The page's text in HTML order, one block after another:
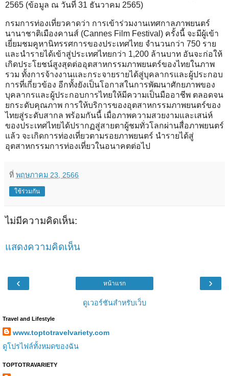
2565 (ข้อมูล ณ วันที่ 31 ธันวาคม 2565)
กรมการท่องเที่ยวคาดว่า การเข้าร่วมงานเทศกาลภาพยนตร์
นานาชาติเมืองคานส์ (Cannes Film Festival) ครั้งนี้ จะมีผู้เข้า
เยี่ยมชมคูหานิทรรศการของประเทศไทย จำนวนกว่า 750 ราย
และนำรายได้เข้าสู่ประเทศไทยกว่า 1,200 ล้านบาท อันจะก่อให้
เกิดประโยชน์สูงสุดต่ออุตสาหกรรมภาพยนตร์ของไทยในภาพ
รวม ทั้งการจ้างงานและกระจายรายได้สู่บุคลากรและผู้ประกอบ
การที่เกี่ยวข้อง อีกทั้งยังเป็นโอกาสในการพัฒนาศักยภาพของ
บุคลากรและผู้ประกอบการไทยให้มีความเป็นมืออาชีพ ตลอดจน
ยกระดับคุณภาพ การให้บริการของอุตสาหกรรมภาพยนตร์ของ
ไทยสู่ระดับสากล พร้อมกันนี้ เมื่อภาพความสวยงามและเสน่ห์
ของประเทศไทยได้ปรากฏสู่สายตาผู้ชมทั่วโลกผ่านสื่อภาพยนตร์
แล้ว จะเกิดการท่องเที่ยวตามรอยภาพยนตร์ นำรายได้สู่
อุตสาหกรรมการท่องเที่ยวในอนาคตต่อไป
ที่ พฤษภาคม 23, 2566
ใช้ร่วมกัน
ไม่มีความคิดเห็น:
แสดงความคิดเห็น
‹ ›
หน้าแรก
ดูเวอร์ชันสำหรับเว็บ
Travel and Lifestyle
www.toptotravelvariety.com
ดูโปรไฟล์ทั้งหมดของฉัน
TOPTOTRAVARIETY